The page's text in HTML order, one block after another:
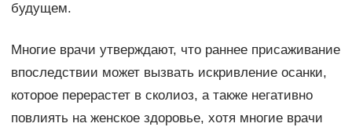
будущем.
Многие врачи утверждают, что раннее присаживание
впоследствии может вызвать искривление осанки,
которое перерастет в сколиоз, а также негативно
повлиять на женское здоровье, хотя многие врачи